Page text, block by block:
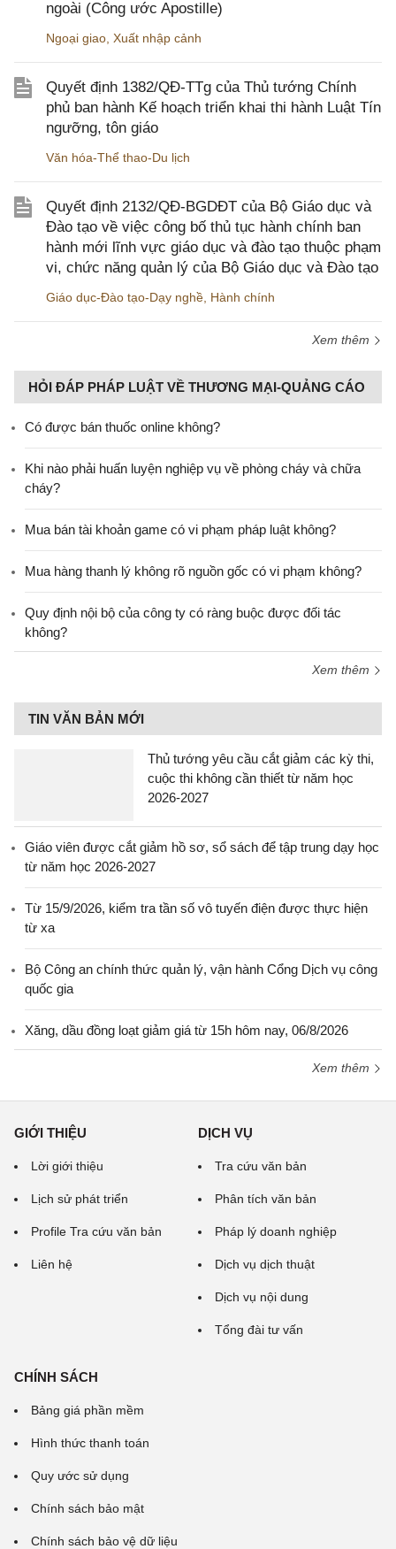
ngoài (Công ước Apostille)
Ngoại giao Xuất nhập cảnh
Quyết định 1382/QĐ-TTg của Thủ tướng Chính
phủ ban hành Kế hoạch triển khai thi hành Luật Tín
ngưỡng, tôn giáo
Văn hóa-Thể thao-Du lịch
Quyết định 2132/QĐ-BGDĐT của Bộ Giáo dục và
Đào tạo về việc công bố thủ tục hành chính ban
hành mới lĩnh vực giáo dục và đào tạo thuộc phạm
vi, chức năng quản lý của Bộ Giáo dục và Đào tạo
Giáo dục-Đào tạo-Dạy nghề Hành chính
Xem thêm
HỎI ĐÁP PHÁP LUẬT VỀ THƯƠNG MẠI-QUẢNG CÁO
Có được bán thuốc online không?
Khi nào phải huấn luyện nghiệp vụ về phòng cháy và chữa
cháy?
Mua bán tài khoản game có vi phạm pháp luật không?
Mua hàng thanh lý không rõ nguồn gốc có vi phạm không?
Quy định nội bộ của công ty có ràng buộc được đối tác
không?
Xem thêm
TIN VĂN BẢN MỚI
Thủ tướng yêu cầu cắt giảm các kỳ thi,
cuộc thi không cần thiết từ năm học
2026-2027
Giáo viên được cắt giảm hồ sơ, sổ sách để tập trung dạy học
từ năm học 2026-2027
Từ 15/9/2026, kiểm tra tần số vô tuyến điện được thực hiện
từ xa
Bộ Công an chính thức quản lý, vận hành Cổng Dịch vụ công
quốc gia
Xăng, dầu đồng loạt giảm giá từ 15h hôm nay, 06/8/2026
Xem thêm
GIỚI THIỆU
Lời giới thiệu
Lịch sử phát triển
Profile Tra cứu văn bản
Liên hệ
DỊCH VỤ
Tra cứu văn bản
Phân tích văn bản
Pháp lý doanh nghiệp
Dịch vụ dịch thuật
Dịch vụ nội dung
Tổng đài tư vấn
CHÍNH SÁCH
Bảng giá phần mềm
Hình thức thanh toán
Quy ước sử dụng
Chính sách bảo mật
Chính sách bảo vệ dữ liệu